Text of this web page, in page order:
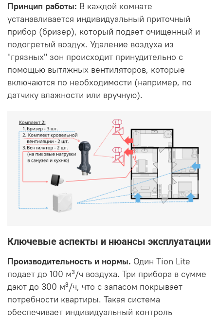
Принцип работы: В каждой комнате
устанавливается индивидуальный приточный
прибор (бризер), который подает очищенный и
подогретый воздух. Удаление воздуха из
"грязных" зон происходит принудительно с
помощью вытяжных вентиляторов, которые
включаются по необходимости (например, по
датчику влажности или вручную).
Ключевые аспекты и нюансы эксплуатации
Производительность и нормы. Один Tion Lite
подает до 100 м³/ч воздуха. Три прибора в сумме
дают до 300 м³/ч, что с запасом покрывает
потребности квартиры. Такая система
обеспечивает индивидуальный контроль